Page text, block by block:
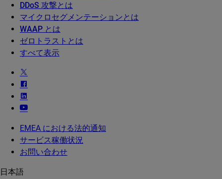
DDoS 攻撃とは
マイクロセグメンテーションとは
WAAP とは
ゼロトラストとは
すべて表示
EMEA における法的通知
サービス稼働状況
お問い合わせ
日本語